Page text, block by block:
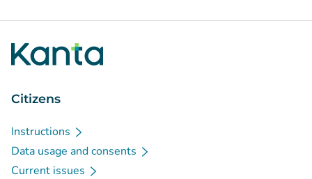
Citizens
Instructions
Data usage and consents
Current issues